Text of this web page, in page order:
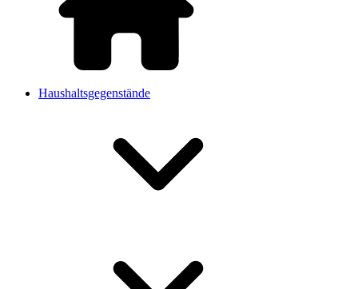
Haushaltsgegenstände